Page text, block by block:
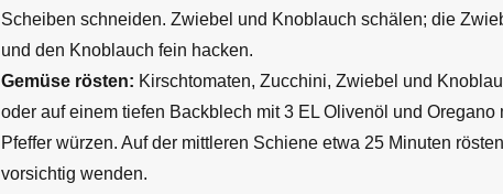
Scheiben schneiden. Zwiebel und Knoblauch schälen; die
und den Knoblauch fein hacken.
Gemüse rösten: Kirschtomaten, Zucchini, Zwiebel und
oder auf einem tiefen Backblech mit 3 EL Olivenöl und Oregano
Pfeffer würzen. Auf der mittleren Schiene etwa 25 Minuten
vorsichtig wenden.